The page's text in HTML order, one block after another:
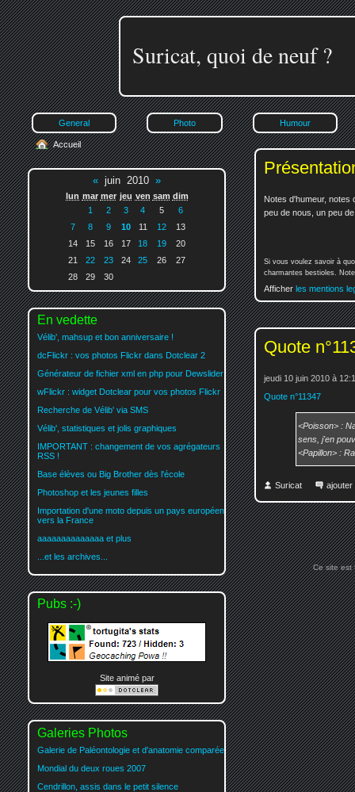
Suricat, quoi de neuf ?
General Photo Humour
Notes d'humeur, notes
peu de nous, un peu
Si vous voulez savoir à
charmantes bestioles.
Afficher les mentions
Quote
jeudi 10 juin 2010 à
Quote n°11347
<Poisson> :
sens, j'en
<Papillon> :
Suricat ajouter
Accueil
« juin 2010 »
lun mar mer jeu ven sam dim
1
2 3 4 5
6
7
8 9 10 11 12
13
14
15 16 17 18 19
20
21
22 23 24 25 26
27
28
29 30
En vedette
Vélib', mahsup et bon anniversaire !
dcFlickr : vos photos Flickr dans Dotclear 2
Générateur de fichier xml en php pour Dewslider
wFlickr : widget Dotclear pour vos photos Flickr
Recherche de Vélib' via SMS
Vélib', statistiques et jolis graphiques
IMPORTANT : changement de vos agrégateurs
RSS !
Base élèves ou Big Brother dès l'école
Photoshop et les jeunes filles
Importation d'une moto depuis un pays européen
vers la France
aaaaaaaaaaaaaa et plus
...et les archives...
Pubs :-)
Site animé par
Galeries Photos
Galerie de Paléontologie et d'anatomie comparée
Mondial du deux roues 2007
Cendrillon, assis dans le petit silence
Ce site est